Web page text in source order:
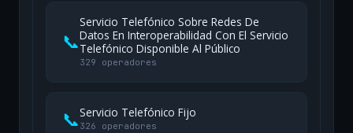
📞
Servicio Telefónico Sobre Redes De
Datos En Interoperabilidad Con El Servicio
Telefónico Disponible Al Público
329 operadores
📞Servicio Telefónico Fijo
326 operadores